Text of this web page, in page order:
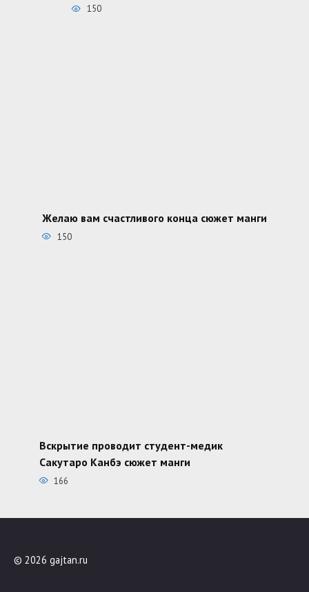
150
Желаю вам счастливого конца сюжет манги
150
Вскрытие проводит студент-медик
Сакутаро Канбэ сюжет манги
166
© 2026 gajtan.ru